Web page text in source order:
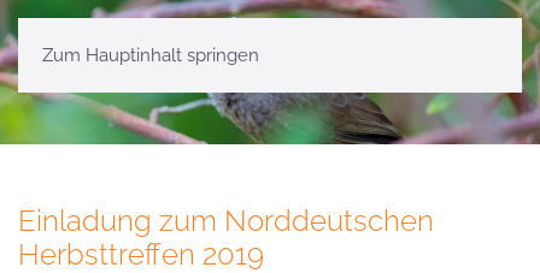
Zum Hauptinhalt springen
Einladung zum Norddeutschen
Herbsttreffen 2019